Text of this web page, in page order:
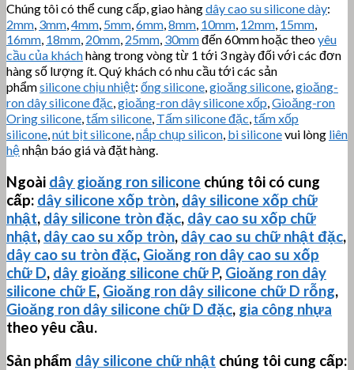
Chúng tôi có thể cung cấp, giao hàngdây cao su silicone dày:
2mm, 3mm,4mm, 5mm,6mm,8mm, 10mm, 12mm, 15mm,
16mm, 18mm, 20mm, 25mm, 30mmđến 60mm hoặc theoyêu
cầu của kháchhàng trong vòng từ 1 tới 3 ngày đối với các đơn
hàng số lượng ít. Quý khách có nhu cầu tới các sản
phẩmsilicone chịu nhiệt: ống silicone,gioăng silicone,gioăng-
ron dây silicone đặc,gioăng-ron dây silicone xốp,Gioăng-ron
Oring silicone,tấm silicone, Tấm silicone đặc,tấm xốp
silicone,nút bịt silicone,nắp chụp silicon, bi siliconevui lòng liên
hệnhận báo giá và đặt hàng.
Ngoài dây gioăng ron silicone chúng tôi có cung
cấp: dây silicone xốp tròn, dây silicone xốp chữ
nhật, dây silicone tròn đặc, dây cao su xốp chữ
nhật, dây cao su xốp tròn, dây cao su chữ nhật đặc,
dây cao su tròn đặc, Gioăng ron dây cao su xốp
chữ D, dây gioăng silicone chữ P, Gioăng ron dây
silicone chữ E, Gioăng ron dây silicone chữ D rỗng,
Gioăng ron dây silicone chữ D đặc, gia công nhựa
theo yêu cầu.
Sản phẩm dây silicone chữ nhật chúng tôi cung cấp: